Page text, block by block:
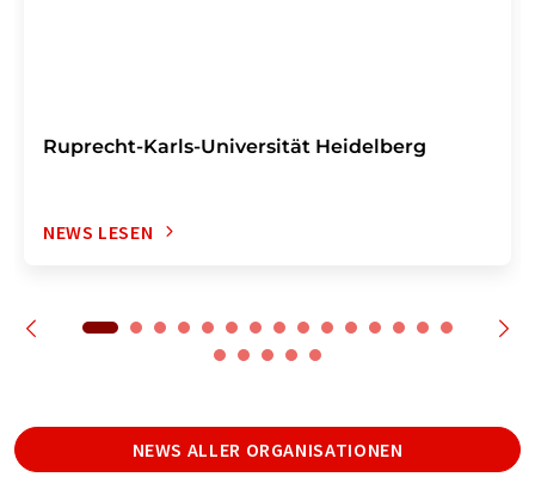
Ruprecht-Karls-Universität Heidelberg
NEWS LESEN
NEWS ALLER ORGANISATIONEN